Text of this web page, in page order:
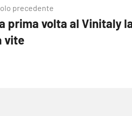
precedente
prima volta al Vinitaly
vite